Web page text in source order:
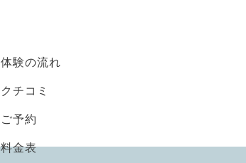
体験の流れ
クチコミ
ご予約
料金表